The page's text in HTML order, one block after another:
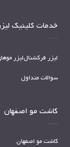
خدمات کلینیک
لیزر فرکشناللیزر
سوالات متداول
کاشت مو اصفهان
کاشت مو اصفهان